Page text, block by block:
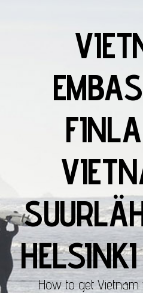
How to get